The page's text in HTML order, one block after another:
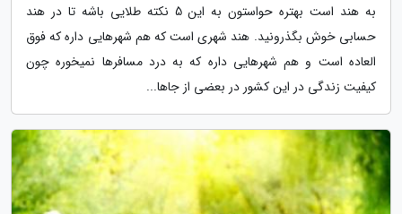
به هند است بهتره حواستون به این 5 نکته طلایی باشه تا در هند
حسابی خوش بگذرونید. هند شهری است که هم شهرهایی داره که فوق
العاده است و هم شهرهایی داره که به درد مسافرها نمیخوره چون
کیفیت زندگی در این کشور در بعضی از جاها...